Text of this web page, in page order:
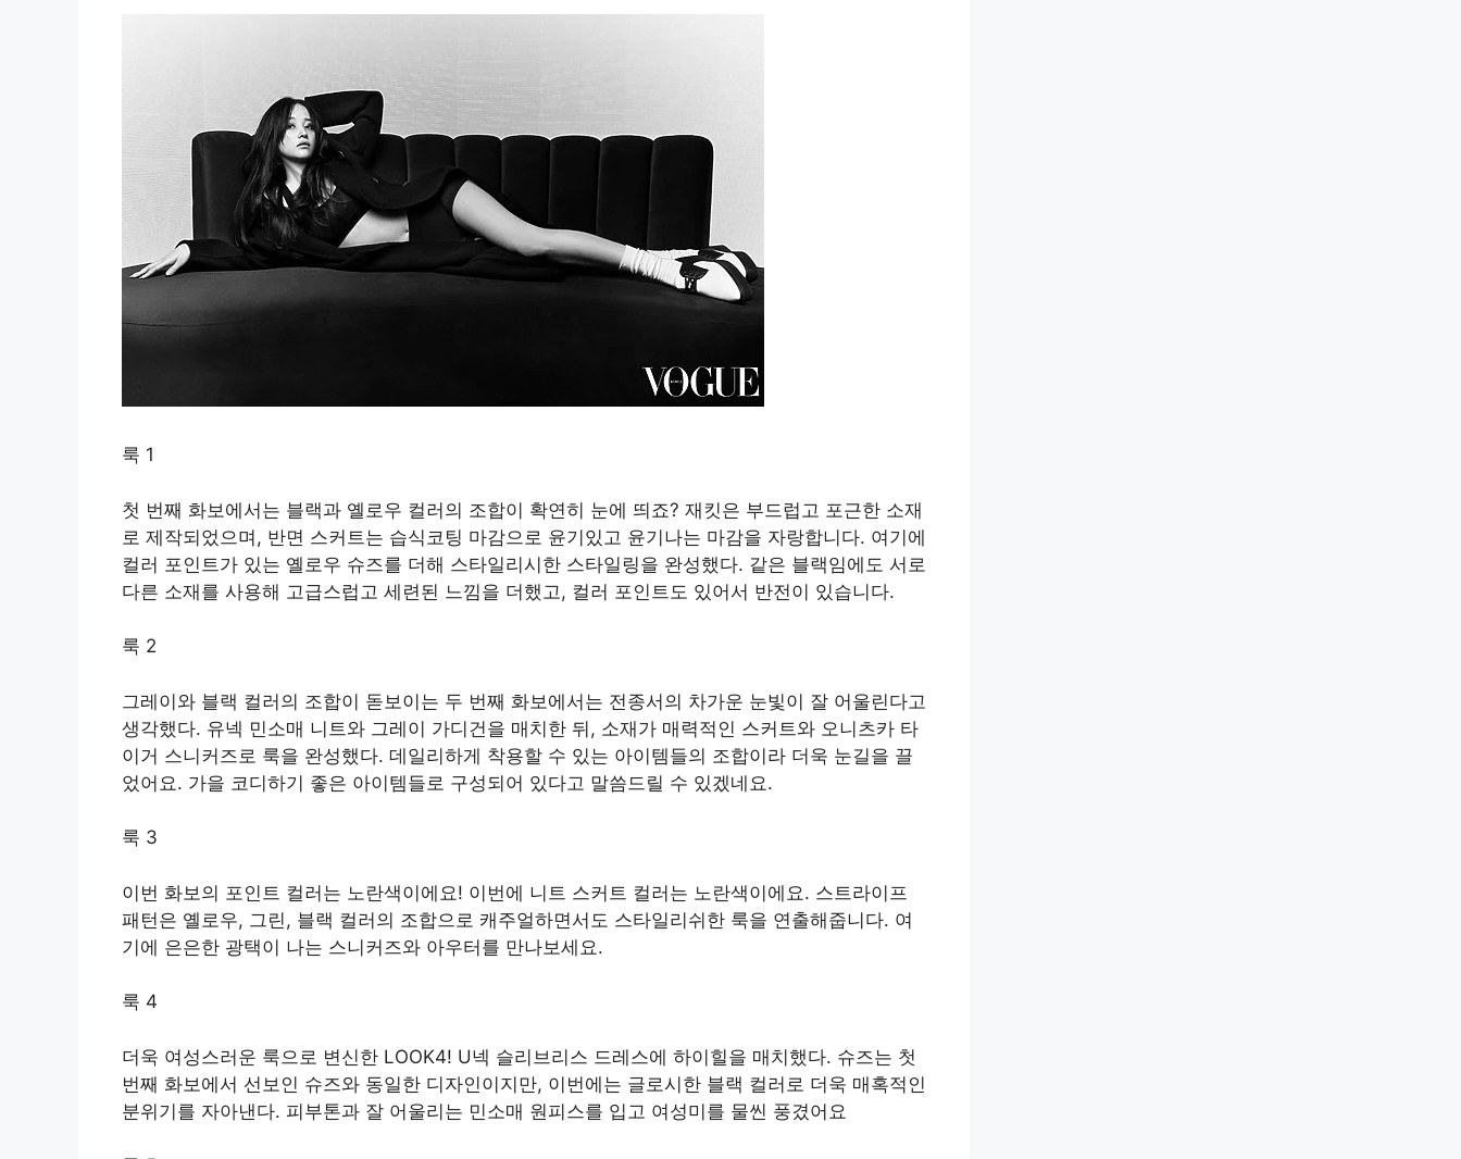
룩 1
첫 번째 화보에서는 블랙과 옐로우 컬러의 조합이 확연히 눈에 띄죠? 재킷은 부드럽고 포근한 소재
로 제작되었으며, 반면 스커트는 습식코팅 마감으로 윤기있고 윤기나는 마감을 자랑합니다. 여기에
컬러 포인트가 있는 옐로우 슈즈를 더해 스타일리시한 스타일링을 완성했다. 같은 블랙임에도 서로
다른 소재를 사용해 고급스럽고 세련된 느낌을 더했고, 컬러 포인트도 있어서 반전이 있습니다.
룩 2
그레이와 블랙 컬러의 조합이 돋보이는 두 번째 화보에서는 전종서의 차가운 눈빛이 잘 어울린다고
생각했다. 유넥 민소매 니트와 그레이 가디건을 매치한 뒤, 소재가 매력적인 스커트와 오니츠카 타
이거 스니커즈로 룩을 완성했다. 데일리하게 착용할 수 있는 아이템들의 조합이라 더욱 눈길을 끌
었어요. 가을 코디하기 좋은 아이템들로 구성되어 있다고 말씀드릴 수 있겠네요.
룩 3
이번 화보의 포인트 컬러는 노란색이에요! 이번에 니트 스커트 컬러는 노란색이에요. 스트라이프
패턴은 옐로우, 그린, 블랙 컬러의 조합으로 캐주얼하면서도 스타일리쉬한 룩을 연출해줍니다. 여
기에 은은한 광택이 나는 스니커즈와 아우터를 만나보세요.
룩 4
더욱 여성스러운 룩으로 변신한 LOOK4! U넥 슬리브리스 드레스에 하이힐을 매치했다. 슈즈는 첫
번째 화보에서 선보인 슈즈와 동일한 디자인이지만, 이번에는 글로시한 블랙 컬러로 더욱 매혹적인
분위기를 자아낸다. 피부톤과 잘 어울리는 민소매 원피스를 입고 여성미를 물씬 풍겼어요